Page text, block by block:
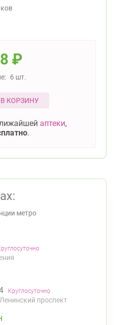
₽
6 шт.
В КОРЗИНУ
аптеки,
.
метро
Круглосуточно
Ленинский проспект